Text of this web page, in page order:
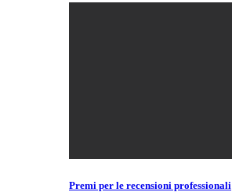
Premi per le recensioni professionali